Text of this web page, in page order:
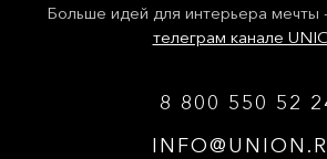
Больше идей для интерьера мечты
телеграм канале
8 800 550 52